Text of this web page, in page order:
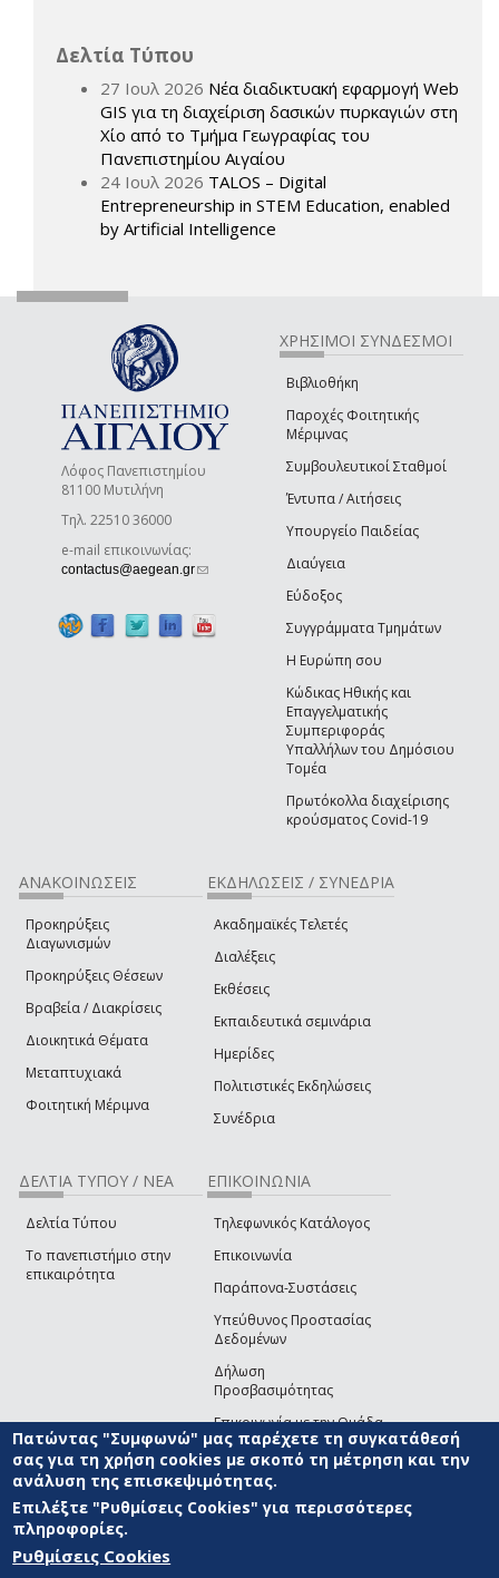
Δελτία Τύπου
27 Ιουλ 2026 Νέα διαδικτυακή εφαρμογή Web
GIS για τη διαχείριση δασικών πυρκαγιών στη
Χίο από το Τμήμα Γεωγραφίας του
Πανεπιστημίου Αιγαίου
24 Ιουλ 2026 TALOS – Digital
Entrepreneurship in STEM Education, enabled
by Artificial Intelligence
Λόφος Πανεπιστημίου
81100 Μυτιλήνη
Τηλ. 22510 36000
e-mail επικοινωνίας:
contactus@aegean.gr(link sends e-mail)
ΧΡΗΣΙΜΟΙ ΣΥΝΔΕΣΜΟΙ
Βιβλιοθήκη
Παροχές Φοιτητικής
Μέριμνας
Συμβουλευτικοί Σταθμοί
Έντυπα / Αιτήσεις
Υπουργείο Παιδείας
Διαύγεια
Εύδοξος
Συγγράμματα Τμημάτων
Η Ευρώπη σου
Κώδικας Ηθικής και
Επαγγελματικής
Συμπεριφοράς
Υπαλλήλων του Δημόσιου
Τομέα
Πρωτόκολλα διαχείρισης
κρούσματος Covid-19
ΑΝΑΚΟΙΝΩΣΕΙΣ
Προκηρύξεις
Διαγωνισμών
Προκηρύξεις Θέσεων
Βραβεία / Διακρίσεις
Διοικητικά Θέματα
Μεταπτυχιακά
Φοιτητική Μέριμνα
ΕΚΔΗΛΩΣΕΙΣ / ΣΥΝΕΔΡΙΑ
Ακαδημαϊκές Τελετές
Διαλέξεις
Εκθέσεις
Εκπαιδευτικά σεμινάρια
Ημερίδες
Πολιτιστικές Εκδηλώσεις
Συνέδρια
ΔΕΛΤΙΑ ΤΥΠΟΥ / ΝΕΑ
Δελτία Τύπου
Το πανεπιστήμιο στην
επικαιρότητα
ΕΠΙΚΟΙΝΩΝΙΑ
Τηλεφωνικός Κατάλογος
Επικοινωνία
Παράπονα-Συστάσεις
Υπεύθυνος Προστασίας
Δεδομένων
Δήλωση
Προσβασιμότητας
Επικοινωνία με την Ομάδα
Ανάπτυξης του site(link sends e-mail)
© ΠΑΝΕΠΙΣΤΗΜΙΟ ΑΙΓΑΙΟΥ ΟΡΟΙ ΧΡΗΣΗΣ
ΑΝΑΠΤΥΞΗΣ
Πατώντας "Συμφωνώ" μας παρέχετε τη συγκατάθεσή
σας για τη χρήση cookies με σκοπό τη μέτρηση και την
ανάλυση της επισκεψιμότητας.
Επιλέξτε "Ρυθμίσεις Cookies" για περισσότερες
πληροφορίες.
Ρυθμίσεις Cookies